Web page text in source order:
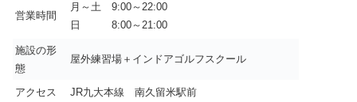
営業時間
月～土 9:00～22:00
日 8:00～21:00
施設の形
態
屋外練習場＋インドアゴルフスクール
アクセス JR九大本線 南久留米駅前